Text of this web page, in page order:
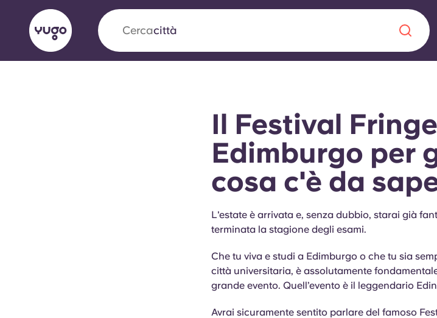
Cercapaese
Yugo VCARB: Verso una nuova era nel
settore Alloggi per Studenti
La partnership pionieristica Yugocon VCARB alimenta
Il Festival
Edimburgo per
cosa c'è da
L'estate è arrivata e, senza dubbio, starai già
terminata la stagione degli esami.
Che tu viva e studi a Edimburgo o che tu sia
città universitaria, è assolutamente
grande evento. Quell’evento è il leggendario
Avrai sicuramente sentito parlare del famoso